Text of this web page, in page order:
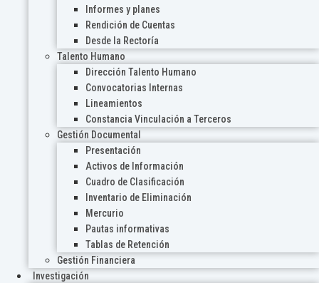
Informes y planes
Rendición de Cuentas
Desde la Rectoría
Talento Humano
Dirección Talento Humano
Convocatorias Internas
Lineamientos
Constancia Vinculación a Terceros
Gestión Documental
Presentación
Activos de Información
Cuadro de Clasificación
Inventario de Eliminación
Mercurio
Pautas informativas
Tablas de Retención
Gestión Financiera
Investigación